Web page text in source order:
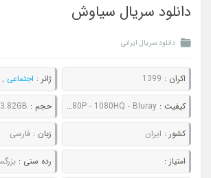
دانلود سریال سیاوش
دانلود سریال ایرانی
اکران : 1399 ژانر : اجتماعی ,
کیفیت :480P - 720P - 1080P - 1080HQ - Bluray حجم : - 3.82GB
کشور : ایران زبان : فارسی
امتیاز : رده سنی :